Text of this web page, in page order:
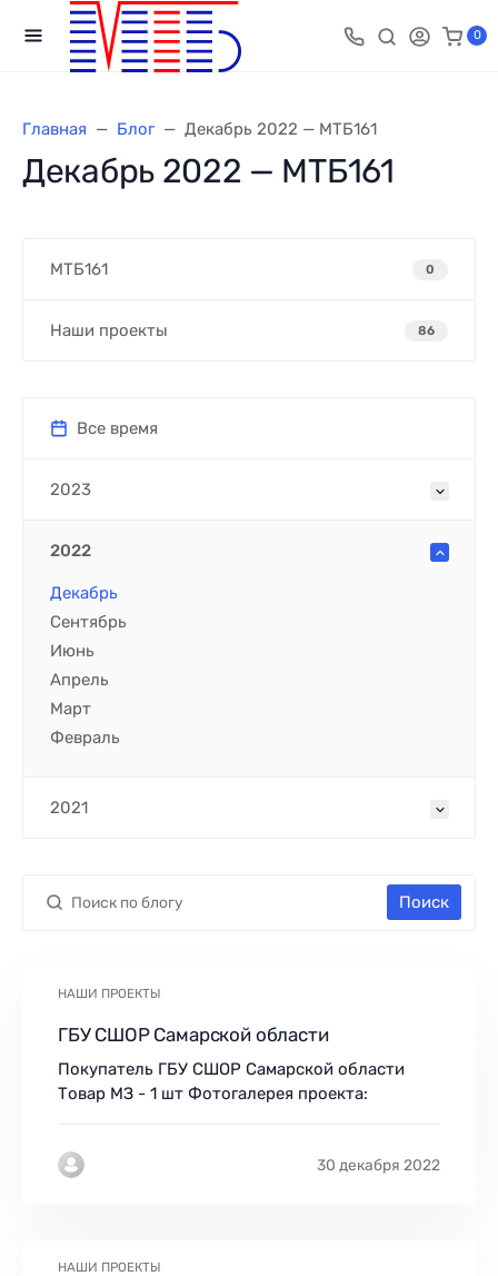
0
Главная Блог Декабрь 2022 — МТБ161
Декабрь 2022 — МТБ161
МТБ161 0
Наши проекты 86
Все время
2023
2022
Декабрь
Сентябрь
Июнь
Апрель
Март
Февраль
2021
Поиск
НАШИ ПРОЕКТЫ
ГБУ СШОР Самарской области
Покупатель ГБУ СШОР Самарской области
Товар МЗ - 1 шт Фотогалерея проекта:
30 декабря 2022
НАШИ ПРОЕКТЫ